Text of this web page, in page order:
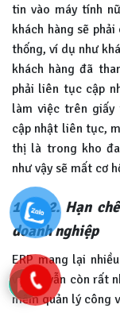
tin vào máy tính
khách hàng sẽ
thống, ví dụ như
khách hàng đã
phải liên tục cập
làm việc trên giấy
cập nhật liên tục,
thị là trong kho
như vậy sẽ mất cơ
1.1.3.2. Hạn
doanh nghiệp
ERP mang lại
với đó vẫn còn rất
mềm quản lý công